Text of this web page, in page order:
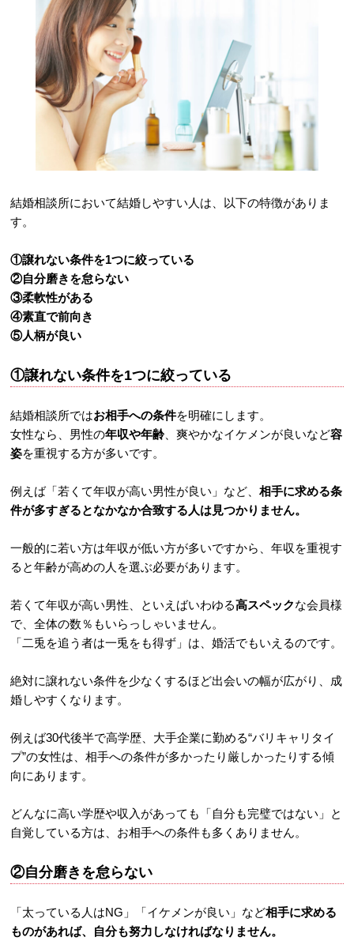
結婚相談所において結婚しやすい人は、以下の特徴がありま
す。
①譲れない条件を1つに絞っている
②自分磨きを怠らない
③柔軟性がある
④素直で前向き
⑤人柄が良い
①譲れない条件を1つに絞っている
結婚相談所ではお相手への条件を明確にします。
女性なら、男性の年収や年齢、爽やかなイケメンが良いなど容
姿を重視する方が多いです。
例えば「若くて年収が高い男性が良い」など、相手に求める条
件が多すぎるとなかなか合致する人は見つかりません。
一般的に若い方は年収が低い方が多いですから、年収を重視す
ると年齢が高めの人を選ぶ必要があります。
若くて年収が高い男性、といえばいわゆる高スペックな会員様
で、全体の数％もいらっしゃいません。
「二兎を追う者は一兎をも得ず」は、婚活でもいえるのです。
絶対に譲れない条件を少なくするほど出会いの幅が広がり、成
婚しやすくなります。
例えば30代後半で高学歴、大手企業に勤める“バリキャリタイ
プ”の女性は、相手への条件が多かったり厳しかったりする傾
向にあります。
どんなに高い学歴や収入があっても「自分も完璧ではない」と
自覚している方は、お相手への条件も多くありません。
②自分磨きを怠らない
「太っている人はNG」「イケメンが良い」など相手に求める
ものがあれば、自分も努力しなければなりません。